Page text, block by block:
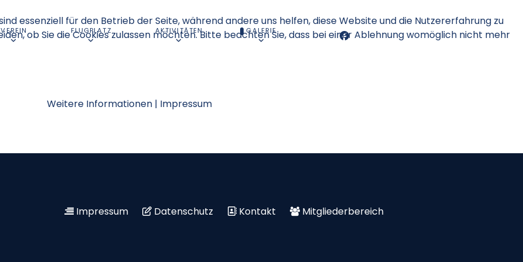
VEREIN FLUGPLATZ AKTIVITÄTEN GALERIE
Impressum Datenschutz Kontakt Mitgliederbereich
essenziell für den Betrieb der Seite, während andere uns helfen, diese Website und die Nutzererfahrung zu
ob Sie die Cookies zulassen möchten. Bitte beachten Sie, dass bei einer Ablehnung womöglich nicht mehr
Weitere Informationen | Impressum